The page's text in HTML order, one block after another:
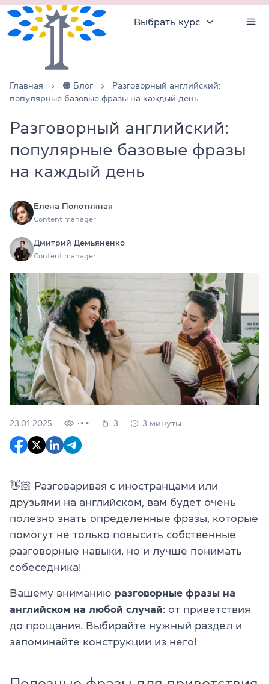
Выбрать курс
Главная 🟠 Блог
Разговорный английский:
популярные базовые фразы на каждый день
Разговорный английский:
популярные базовые фразы
на каждый день
Елена Полотняная
Content manager
Дмитрий Демьяненко
Content manager
23.01.2025 3 3 минуты
👋🏻 Разговаривая с иностранцами или
друзьями на английском, вам будет очень
полезно знать определенные фразы, которые
помогут не только повысить собственные
разговорные навыки, но и лучше понимать
собеседника!
Вашему вниманию разговорные фразы на
английском на любой случай: от приветствия
до прощания. Выбирайте нужный раздел и
запоминайте конструкции из него!